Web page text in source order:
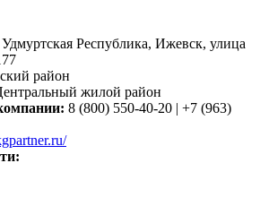
Удмуртская Республика, Ижевск, улица
район
жилой район
8 (800) 550-40-20 | +7 (963)